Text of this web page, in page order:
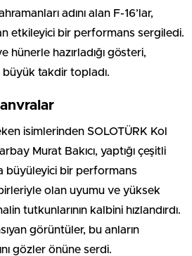
adını alan F-16’lar,
etkileyici bir performans sergiledi.
hünerle hazırladığı gösteri,
takdir topladı.
isimlerinden SOLOTÜRK Kol
Murat Bakıcı, yaptığı çeşitli
büyüleyici bir performans
olan uyumu ve yüksek
tutkunlarının kalbini hızlandırdı.
görüntüler, bu anların
gözler önüne serdi.